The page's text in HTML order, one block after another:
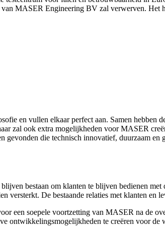
MASER Engineering BV zal verwerven. Het
en vullen elkaar perfect aan. Samen hebben
zal ook extra mogelijkheden voor MASER
gevonden die technisch innovatief, duurzaam
bestaan om klanten te blijven bedienen
versterkt. De bestaande relaties met klanten en
een soepele voortzetting van MASER na de
ontwikkelingsmogelijkheden te creëren voor